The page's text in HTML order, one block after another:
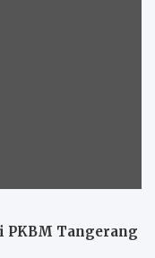
PKBM Tangerang